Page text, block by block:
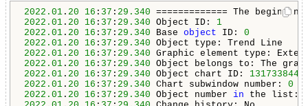
2022.01 . 20 16 : 37 : 29.340
2022.01 . 20 16 : 37 : 29.340 Object ID: 1
2022.01 . 20 16 : 37 : 29.340 Base object ID: 0
2022.01 . 20 16 : 37 : 29.340
2022.01 . 20 16 : 37 : 29.340 Graphic element type:
2022.01 . 20 16 : 37 : 29.340 Object belongs to: The
2022.01 . 20 16 : 37 : 29.340 Object chart ID:
2022.01 . 20 16 : 37 : 29.340 Chart subwindow number: 0
2022.01 . 20 16 : 37 : 29.340 Object number in the list: